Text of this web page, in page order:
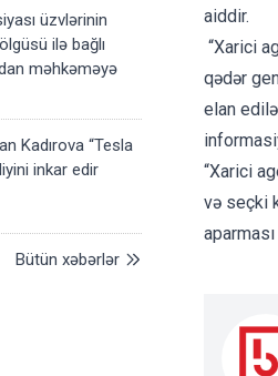
üzvlərinin
ilə bağlı
məhkəməyə
Kadırova “Tesla
inkar edir
Bütün xəbərlər
aiddir.
“Xarici
qədər
elan
“Xarici
və seçki